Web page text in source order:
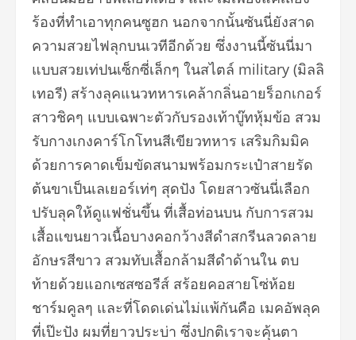
ร้องที่ทำเอาทุกคนซูฮก นอกจากนั้นซันนี่ยังสาด
ความสวยไฟลุกบนเวทีอีกด้วย ซึ่งงานนี้ซันนี่มา
แบบสวยเท่ปนเซ็กซี่เล็กๆ ในสไตล์ military (มิลลิ
เทอรี) สร้างลุคแนวทหารเคล้ากลิ่นอายร็อกเกอร์
สาวชิคๆ แบบเฉพาะตัวกับรองเท้าบู๊ทหุ้มข้อ สวม
รับกางเกงคาร์โกโทนสีเขียวทหาร เสริมกิมมิค
ด้วยการคาดเข็มขัดสนามพร้อมกระเป๋าสายรัด
ต้นขาเป็นเลเยอร์เท่ๆ สุดปัง โดยสาวซันนี่เลือก
ปรับลุคให้ดูแฟชั่นขึ้น ที่เสื้อท่อนบน กับการสวม
เสื้อแขนยาวเนื้อบางคอกว้างสีดำสกรีนลวดลาย
อักษรสีขาว สวมทับเสื้อกล้ามสีดำด้านใน ตบ
ท้ายด้วยแอกเซสซอรีส์ สร้อยคอสายโซ่ห้อย
ชาร์มคูลๆ และที่โดดเด่นไม่แพ้กันคือ เมคอัพลุค
ที่เป๊ะปัง ผมที่ยาวประบ่า ซึ่งปกติเราจะคุ้นตา